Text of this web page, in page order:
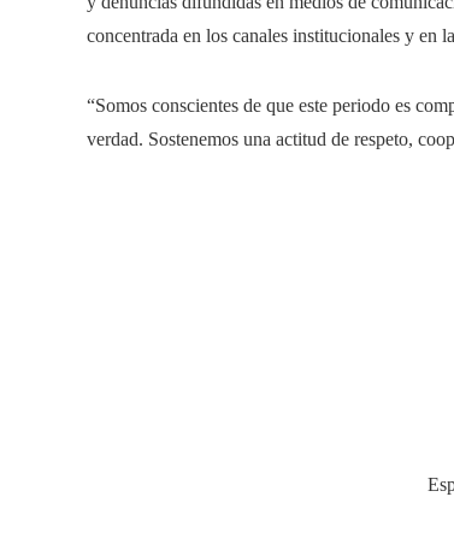
concentrada en los canales institucionales y en
“Somos conscientes de que este periodo es
verdad. Sostenemos una actitud de respeto,